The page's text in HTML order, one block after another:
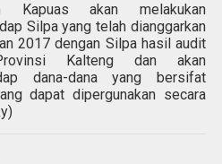
Kapuas akan melakukan
Silpa yang telah dianggarkan
2017 dengan Silpa hasil audit
Kalteng dan akan
dana-dana yang bersifat
dapat dipergunakan secara